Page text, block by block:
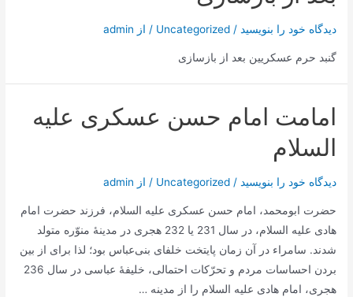
عسکری
دیدگاه‌ خود را بنویسید /
Uncategorized / از admin
گنبد حرم عسکریین بعد از بازسازی
امامت امام حسن عسکری علیه
السلام
دیدگاه‌ خود را بنویسید /
Uncategorized / از admin
حضرت ابومحمد، امام حسن عسکری علیه السلام، فرزند حضرت امام
هادی علیه السلام، در سال 231 یا 232 هجری در مدینۀ منوّره متولد
شدند. سامراء در آن زمان پایتخت خلفای بنی‌عباس بود؛ لذا برای از بین
بردن احساسات مردم و تحرّکات احتمالی، خلیفۀ عباسی در سال 236
هجری، امام هادی علیه السلام را از مدینه …